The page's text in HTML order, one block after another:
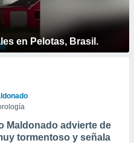
en Pelotas, Brasil.
Maldonado advierte de
tormentoso y señala